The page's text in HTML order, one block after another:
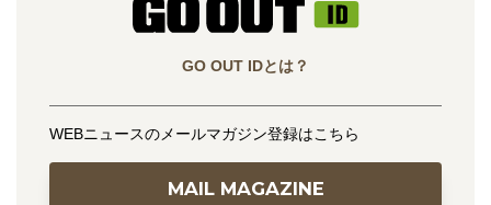
GO OUT IDとは？
WEBニュースのメールマガジン登録はこちら
MAIL MAGAZINE